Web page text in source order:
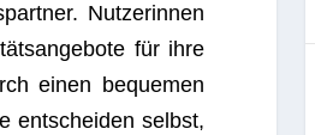
Nut­ze­rin­nen
für ihre
einen beque­men
ent­schei­den selbst,